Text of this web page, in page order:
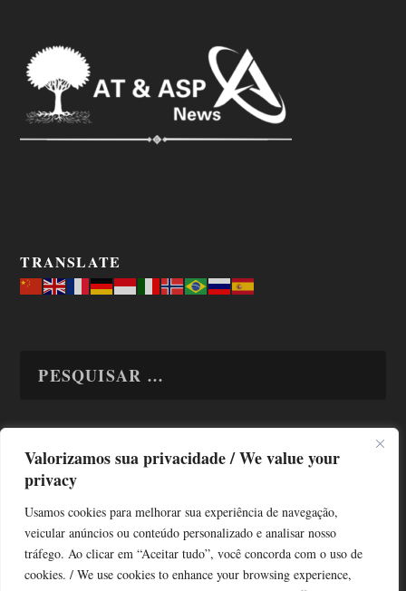
Valorizamos sua privacidade / We value your
privacy
Usamos cookies para melhorar sua experiência de navegação,
veicular anúncios ou conteúdo personalizado e analisar nosso
tráfego. Ao clicar em “Aceitar tudo”, você concorda com o uso de
cookies. / We use cookies to enhance your browsing experience,
TRANSLATE
TODAS OS ASSUNTOS